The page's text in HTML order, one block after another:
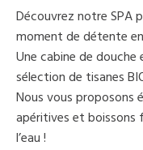
Découvrez notre SPA
moment de détente
Une cabine de douche
sélection de tisanes
Nous vous proposons
apéritives et boissons
l’eau !